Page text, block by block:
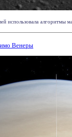
использовала алгоритмы
Венеры